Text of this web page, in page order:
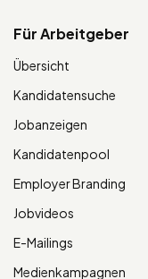
Für Arbeitgeber
Übersicht
Kandidatensuche
Jobanzeigen
Kandidatenpool
Employer Branding
Jobvideos
E-Mailings
Medienkampagnen